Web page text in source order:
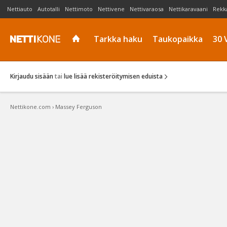
Nettiauto Autotalli Nettimoto Nettivene Nettivaraosa Nettikaravaani
Tarkka haku Taukopaikka 30
Kirjaudu sisään tai lue lisää rekisteröitymisen eduista
Nettikone.com › Massey Ferguson